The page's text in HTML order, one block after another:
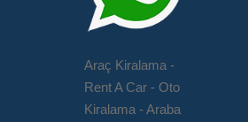
Araç Kiralama -
Rent A Car - Oto
Kiralama - Araba